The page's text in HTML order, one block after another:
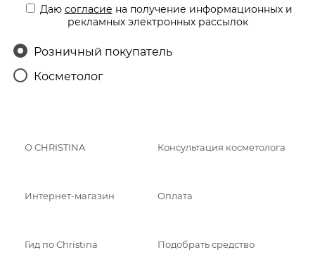
Даю согласие на получение информационных и
рекламных электронных рассылок
Розничный покупатель
Косметолог
О CHRISTINA Консультация косметолога
Интернет-магазин Оплата
Гид по Christina Подобрать средство